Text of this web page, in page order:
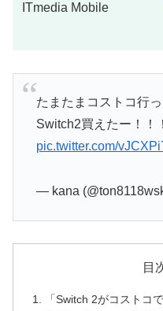
ITmedia Mobile
たまたまコストコ行
Switch2買えたー！！
pic.twitter.com/
— kana
目
「Switch 2がコストコ